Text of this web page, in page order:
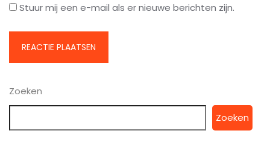
Stuur mij een e-mail als er nieuwe berichten zijn.
Zoeken
Zoeken